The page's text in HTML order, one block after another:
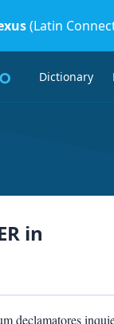
(Latin
Dictionary
in
declamatores